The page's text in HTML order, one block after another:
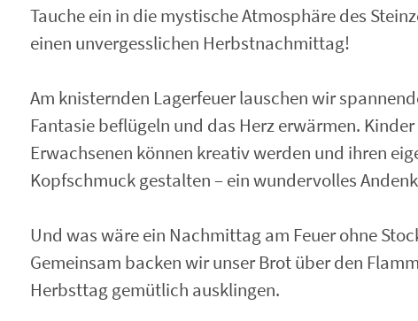
Tauche ein in die mystische Atmosphäre des
einen unvergesslichen Herbstnachmittag!
Am knisternden Lagerfeuer lauschen wir
Fantasie beflügeln und das Herz erwärmen.
Erwachsenen können kreativ werden und ihren
Kopfschmuck gestalten – ein wundervolles
Und was wäre ein Nachmittag am Feuer ohne
Gemeinsam backen wir unser Brot über den
Herbsttag gemütlich ausklingen.